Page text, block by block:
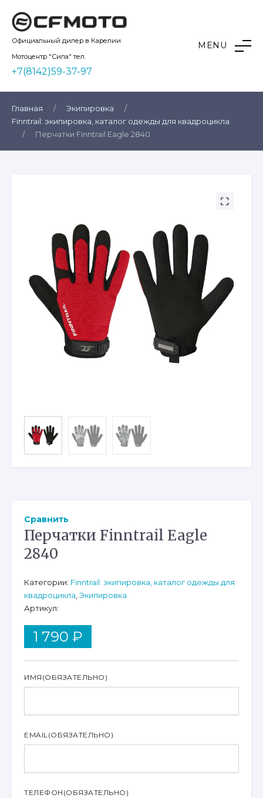
content
Kvadro10
Официальный дилер в Карелии
Мотоцентр "Сила" тел.
+7(8142)59-37-97
MENU
Главная / Экипировка
/
Finntrail: экипировка, каталог одежды для квадроцикла
/
Перчатки Finntrail Eagle 2840
Перчатки Finntrail Eagle
2840
1 790 ₽
ИМЯ (ОБЯЗАТЕЛЬНО)
EMAIL(ОБЯЗАТЕЛЬНО)
ТЕЛЕФОН (ОБЯЗАТЕЛЬНО)
Сравнить
Категории: Finntrail: экипировка, каталог одежды для
квадроцикла,Экипировка
Артикул: